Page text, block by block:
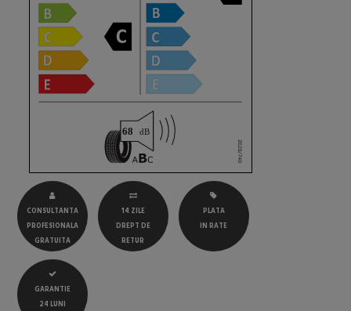
CONSULTANTA
PROFESIONALA
GRATUITA
14 ZILE
DREPT DE
RETUR
PLATA
IN RATE
GARANTIE
24 LUNI